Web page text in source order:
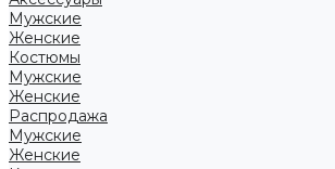
Мужские
Женские
Костюмы
Мужские
Женские
Распродажа
Мужские
Женские